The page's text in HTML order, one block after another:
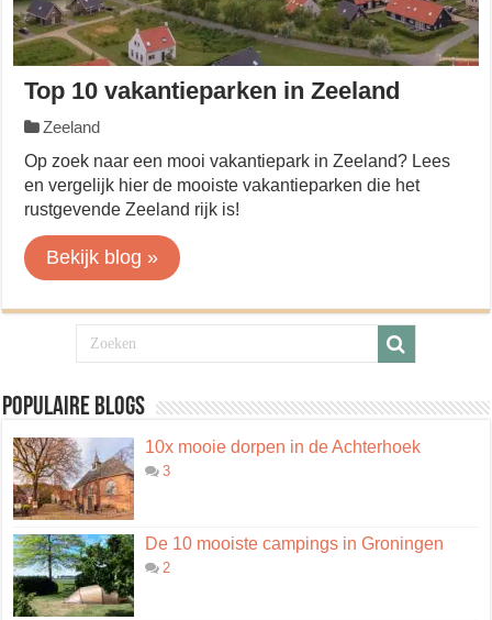
Top 10 vakantieparken in Zeeland
Zeeland
Op zoek naar een mooi vakantiepark in Zeeland? Lees
en vergelijk hier de mooiste vakantieparken die het
rustgevende Zeeland rijk is!
Bekijk blog »
Populaire blogs
10x mooie dorpen in de Achterhoek
3
De 10 mooiste campings in Groningen
2